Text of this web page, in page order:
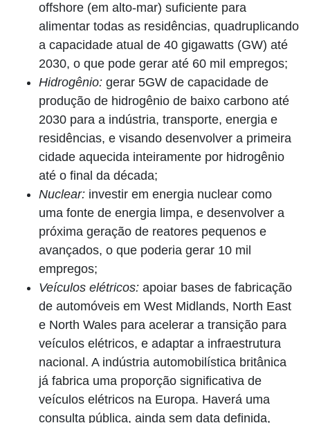
offshore (em alto-mar) suficiente para
alimentar todas as residências, quadruplicando
a capacidade atual de 40 gigawatts (GW) até
2030, o que pode gerar até 60 mil empregos;
Hidrogênio: gerar 5GW de capacidade de
produção de hidrogênio de baixo carbono até
2030 para a indústria, transporte, energia e
residências, e visando desenvolver a primeira
cidade aquecida inteiramente por hidrogênio
até o final da década;
Nuclear: investir em energia nuclear como
uma fonte de energia limpa, e desenvolver a
próxima geração de reatores pequenos e
avançados, o que poderia gerar 10 mil
empregos;
Veículos elétricos: apoiar bases de fabricação
de automóveis em West Midlands, North East
e North Wales para acelerar a transição para
veículos elétricos, e adaptar a infraestrutura
nacional. A indústria automobilística britânica
já fabrica uma proporção significativa de
veículos elétricos na Europa. Haverá uma
consulta pública, ainda sem data definida,